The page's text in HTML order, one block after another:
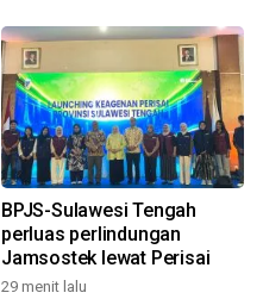
BPJS-Sulawesi Tengah
perluas perlindungan
Jamsostek lewat Perisai
29 menit lalu